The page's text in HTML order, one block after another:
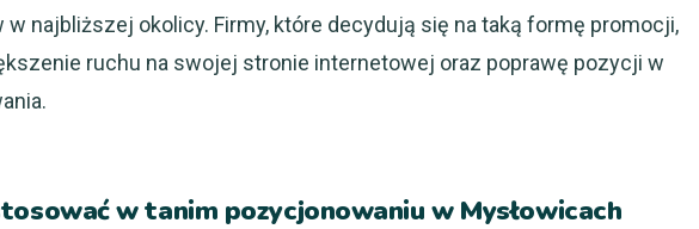
w najbliższej okolicy. Firmy, które decydują się na taką formę promocji,
ruchu na swojej stronie internetowej oraz poprawę pozycji w
w tanim pozycjonowaniu w Mysłowicach